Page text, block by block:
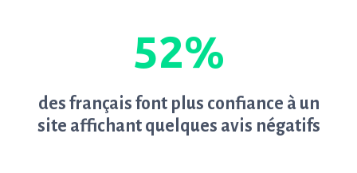
52%
des français font plus confiance à un
site affichant quelques avis négatifs